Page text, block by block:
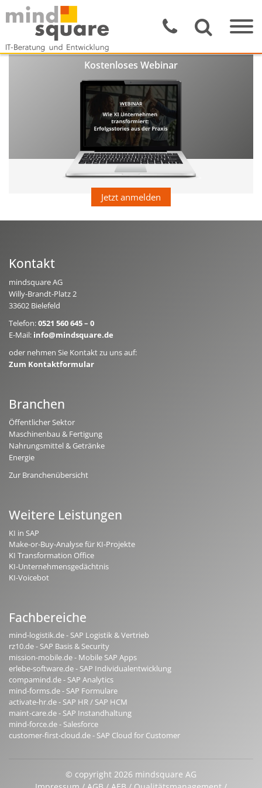
Kostenloses Webinar
Jetzt anmelden
Kontakt
mindsquare AG
Willy-Brandt-Platz 2
33602 Bielefeld
Telefon:0521 560 645 – 0
E-Mail: info@mindsquare.de
oder nehmen Sie Kontakt zu uns auf:
Zum Kontaktformular
Branchen
Öffentlicher Sektor
Maschinenbau & Fertigung
Nahrungsmittel & Getränke
Energie
Zur Branchenübersicht
Weitere Leistungen
KI in SAP
Make-or-Buy-Analyse für KI-Projekte
KI Transformation Office
KI-Unternehmensgedächtnis
KI-Voicebot
Fachbereiche
mind-logistik.de - SAP Logistik & Vertrieb
rz10.de - SAP Basis & Security
mission-mobile.de - Mobile SAP Apps
erlebe-software.de - SAP Individualentwicklung
compamind.de - SAP Analytics
mind-forms.de - SAP Formulare
activate-hr.de - SAP HR / SAP HCM
maint-care.de - SAP Instandhaltung
mind-force.de - Salesforce
customer-first-cloud.de - SAP Cloud for Customer
© copyright 2026 mindsquare AG